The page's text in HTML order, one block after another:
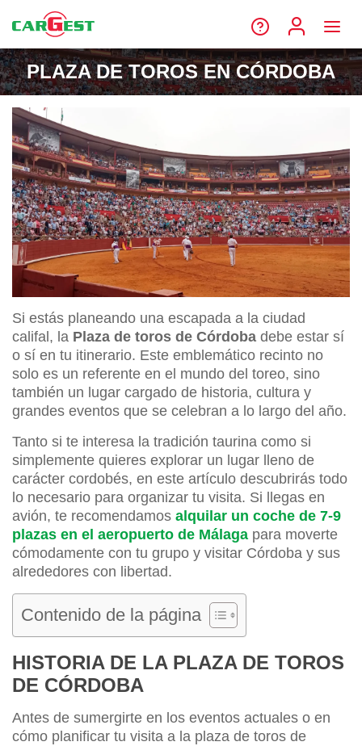
PLAZA DE TOROS EN CÓRDOBA
Si estás planeando una escapada a la ciudad
califal, la Plaza de toros de Córdoba debe estar sí
o sí en tu itinerario. Este emblemático recinto no
solo es un referente en el mundo del toreo, sino
también un lugar cargado de historia, cultura y
grandes eventos que se celebran a lo largo del año.
Tanto si te interesa la tradición taurina como si
simplemente quieres explorar un lugar lleno de
carácter cordobés, en este artículo descubrirás todo
lo necesario para organizar tu visita. Si llegas en
avión, te recomendamos alquilar un coche de 7-9
plazas en el aeropuerto de Málaga para moverte
cómodamente con tu grupo y visitar Córdoba y sus
alrededores con libertad.
Contenido de la página
HISTORIA DE LA PLAZA DE TOROS
DE CÓRDOBA
Antes de sumergirte en los eventos actuales o en
cómo planificar tu visita a la plaza de toros de